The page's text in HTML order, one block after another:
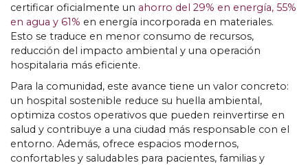
certificar oficialmente un ahorro del 29% en energía, 55%
en agua y 61% en energía incorporada en materiales.
Esto se traduce en menor consumo de recursos,
reducción del impacto ambiental y una operación
hospitalaria más eficiente.
Para la comunidad, este avance tiene un valor concreto:
un hospital sostenible reduce su huella ambiental,
optimiza costos operativos que pueden reinvertirse en
salud y contribuye a una ciudad más responsable con el
entorno. Además, ofrece espacios modernos,
confortables y saludables para pacientes, familias y